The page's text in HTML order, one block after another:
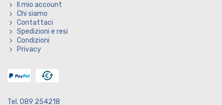
Il mio account
Chi siamo
Contattaci
Spedizioni e resi
Condizioni
Privacy
Tel. 089 254218